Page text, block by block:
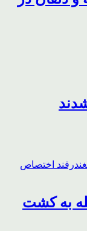
به کشت